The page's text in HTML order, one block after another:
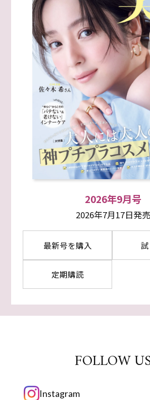
2026年9月号
2026年7月17日発売
最新号を購入
定期購読
FOLLOW
Instagram